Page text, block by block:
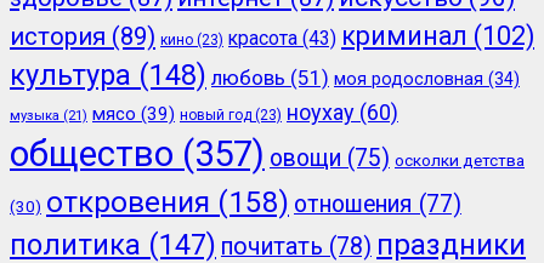
история (89) кино (23) красота (43) криминал (102)
культура (148) любовь (51) моя родословная (34)
музыка (21) мясо (39) новый год (23) ноухау (60)
общество (357) овощи (75) осколки детства
(30) откровения (158) отношения (77)
политика (147) почитать (78) праздники